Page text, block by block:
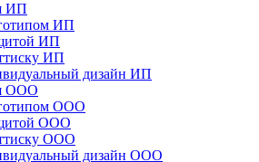
ИП
ИП
ИП
ИП
дизайн ИП
ООО
ООО
ООО
ООО
дизайн ООО